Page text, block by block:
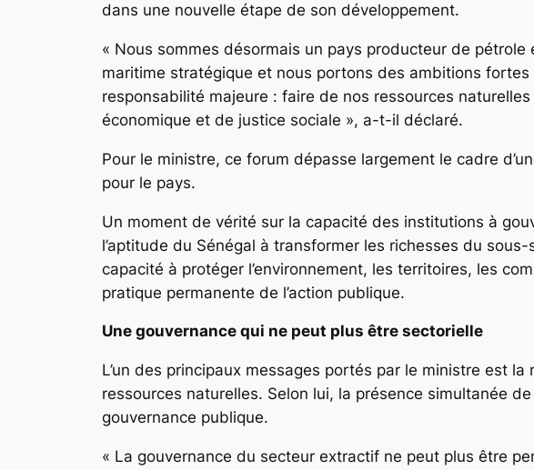
dans une nouvelle étape de son développement.
« Nous sommes désormais un pays producteur de
maritime stratégique et nous portons des ambitions
responsabilité majeure : faire de nos ressources
économique et de justice sociale », a-t-il déclaré.
Pour le ministre, ce forum dépasse largement le cadre
pour le pays.
Un moment de vérité sur la capacité des institutions à
l’aptitude du Sénégal à transformer les richesses du
capacité à protéger l’environnement, les territoires, les
pratique permanente de l’action publique.
Une gouvernance qui ne peut plus être sectorielle
L’un des principaux messages portés par le ministre est
ressources naturelles. Selon lui, la présence simultanée
gouvernance publique.
« La gouvernance du secteur extractif ne peut plus être